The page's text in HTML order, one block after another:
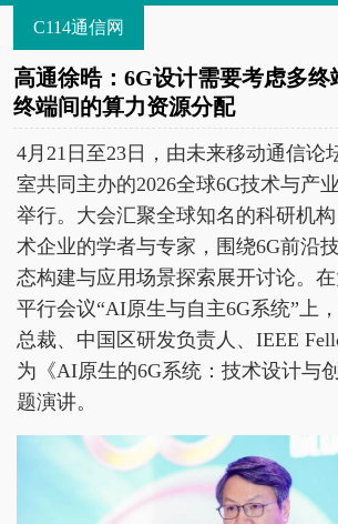
C114通信网
高通徐晧：6G设计需要考虑多终
终端间的算力资源分配
4月21日至23日，由未来移动通信论
室共同主办的2026全球6G技术与产
举行。大会汇聚全球知名的科研机
术企业的学者与专家，围绕6G前沿
态构建与应用场景探索展开讨论。
平行会议“AI原生与自主6G系统”上
总裁、中国区研发负责人、IEEE
为《AI原生的6G系统：技术设计与
题演讲。